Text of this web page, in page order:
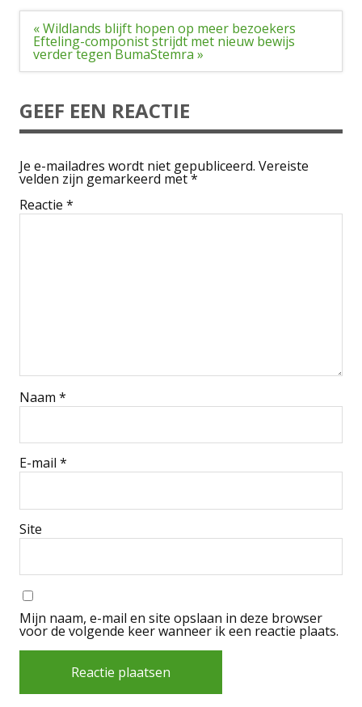
Bericht
navigatie
« Wildlands blijft hopen op meer bezoekers
Efteling-componist strijdt met nieuw bewijs
verder tegen BumaStemra »
GEEF EEN REACTIE
Je e-mailadres wordt niet gepubliceerd. Vereiste
velden zijn gemarkeerd met*
Reactie *
Naam *
E-mail *
Site
Mijn naam, e-mail en site opslaan in deze browser
voor de volgende keer wanneer ik een reactie plaats.